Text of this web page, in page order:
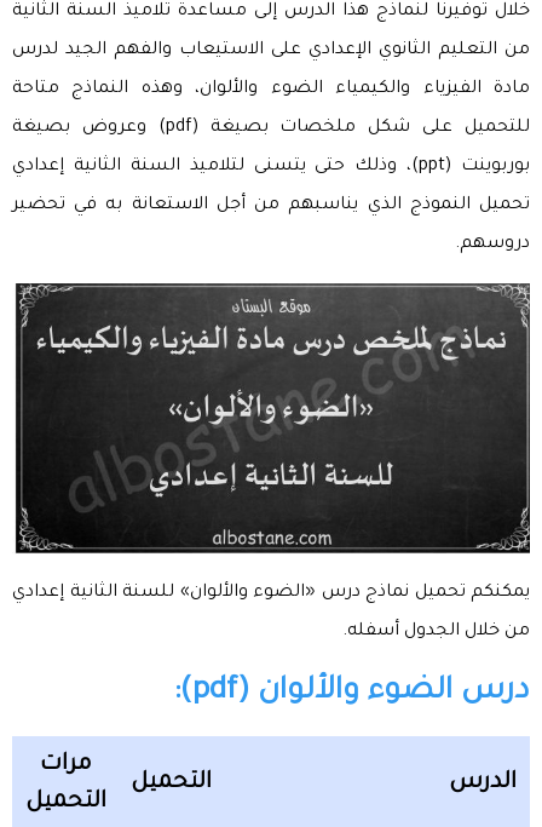
خلال توفيرنا لنماذج هذا الدرس إلى مساعدة تلاميذ السنة الثانية
من التعليم الثانوي الإعدادي على الاستيعاب والفهم الجيد لدرس
مادة الفيزياء والكيمياء الضوء والألوان، وهذه النماذج متاحة
للتحميل على شكل ملخصات بصيغة (pdf) وعروض بصيغة
بوربوينت (ppt)، وذلك حتى يتسنى لتلاميذ السنة الثانية إعدادي
تحميل النموذج الذي يناسبهم من أجل الاستعانة به في تحضير
دروسهم.
يمكنكم تحميل نماذج درس «الضوء والألوان» للسنة الثانية إعدادي
من خلال الجدول أسفله.
درس الضوء والألوان (pdf):
الدرس التحميل
مرات
التحميل